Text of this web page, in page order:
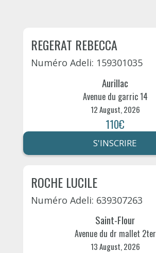
REGERAT REBECCA
Numéro Adeli: 159301035
Aurillac
Avenue du garric 14
12 August, 2026
110€
S'INSCRIRE
ROCHE LUCILE
Numéro Adeli: 639307263
Saint-Flour
Avenue du dr mallet 2ter
13 August, 2026